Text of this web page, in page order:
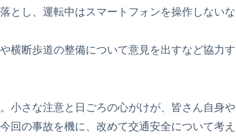
とし、運転中はスマートフォンを操作しないな
横断歩道の整備について意見を出すなど協力す
小さな注意と日ごろの心がけが、皆さん自身や
回の事故を機に、改めて交通安全について考え